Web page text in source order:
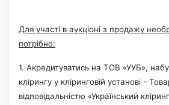
Для участі в аукціоні з продажу
потрібно:
1. Акредитуватись на ТОВ «УУБ»,
клірингу у кліринговій установі -
відповідальністю «Український